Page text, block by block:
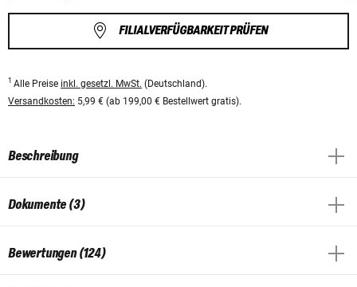
FILIALVERFÜGBARKEIT PRÜFEN
1 Alle Preise inkl. gesetzl. MwSt. (Deutschland).
Versandkosten: 5,99 € (ab 199,00 € Bestellwert gratis).
Beschreibung
Dokumente (3)
Bewertungen (124)